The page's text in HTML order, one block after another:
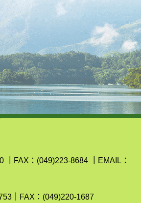
FAX：(049)223-8684 EMAIL：
FAX：(049)220-1687